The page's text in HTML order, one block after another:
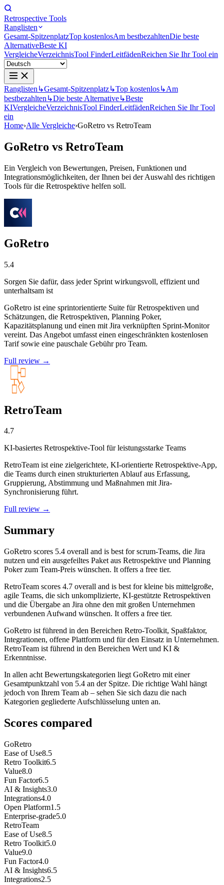
Retrospective Tools
Ranglisten
Gesamt-SpitzenplatzTop kostenlosAm bestbezahltenDie beste
AlternativeBeste KI
VergleicheVerzeichnisTool FinderLeitfädenReichen Sie Ihr Tool ein
Ranglisten ↳Gesamt-Spitzenplatz↳Top kostenlos↳Am
bestbezahlten ↳Die beste Alternative↳Beste
KIVergleicheVerzeichnisTool FinderLeitfädenReichen Sie Ihr Tool
ein
Home›Alle Vergleiche›GoRetro vs RetroTeam
GoRetro vs RetroTeam
Ein Vergleich von Bewertungen, Preisen, Funktionen und
Integrationsmöglichkeiten, der Ihnen bei der Auswahl des richtigen
Tools für die Retrospektive helfen soll.
GoRetro
5.4
Sorgen Sie dafür, dass jeder Sprint wirkungsvoll, effizient und
unterhaltsam ist
GoRetro ist eine sprintorientierte Suite für Retrospektiven und
Schätzungen, die Retrospektiven, Planning Poker,
Kapazitätsplanung und einen mit Jira verknüpften Sprint-Monitor
vereint. Das Angebot umfasst einen eingeschränkten kostenlosen
Tarif sowie eine pauschale Gebühr pro Team.
Full review →
RetroTeam
4.7
KI-basiertes Retrospektive-Tool für leistungsstarke Teams
RetroTeam ist eine zielgerichtete, KI-orientierte Retrospektive-App,
die Teams durch einen strukturierten Ablauf aus Erfassung,
Gruppierung, Abstimmung und Maßnahmen mit Jira-
Synchronisierung führt.
Full review →
Summary
GoRetro scores 5.4 overall and is best for scrum-Teams, die Jira
nutzen und ein ausgefeiltes Paket aus Retrospektive und Planning
Poker zum Team-Preis wünschen. It offers a free tier.
RetroTeam scores 4.7 overall and is best for kleine bis mittelgroße,
agile Teams, die sich unkomplizierte, KI-gestützte Retrospektiven
und die Übergabe an Jira ohne den mit großen Unternehmen
verbundenen Aufwand wünschen. It offers a free tier.
GoRetro ist führend in den Bereichen Retro-Toolkit, Spaßfaktor,
Integrationen, offene Plattform und für den Einsatz in Unternehmen.
RetroTeam ist führend in den Bereichen Wert und KI &
Erkenntnisse.
In allen acht Bewertungskategorien liegt GoRetro mit einer
Gesamtpunktzahl von 5.4 an der Spitze. Die richtige Wahl hängt
jedoch von Ihrem Team ab – sehen Sie sich dazu die nach
Kategorien gegliederte Aufschlüsselung unten an.
Scores compared
GoRetro
Ease of Use8.5
Retro Toolkit6.5
Value8.0
Fun Factor6.5
AI & Insights3.0
Integrations4.0
Open Platform1.5
Enterprise-grade5.0
RetroTeam
Ease of Use8.5
Retro Toolkit5.0
Value9.0
Fun Factor4.0
AI & Insights6.5
Integrations2.5